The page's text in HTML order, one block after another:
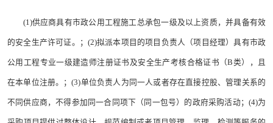
(1)供应商具有市政公用工程施工总承包一级及以上资质，并具备有效
的安全生产许可证。；(2)拟派本项目的项目负责人（项目经理）具有市政
公用工程专业一级建造师注册证书及安全生产考核合格证书（B类），且
在本单位注册。；(3)单位负责人为同一人或者存在直接控股、管理关系的
不同供应商，不得参加同一合同项下（同一包号）的政府采购活动；(4)为